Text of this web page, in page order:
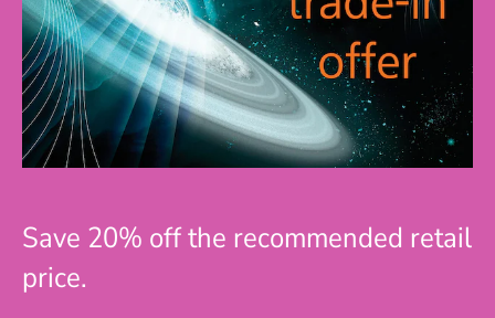
Save 20% off the recommended retail
price.